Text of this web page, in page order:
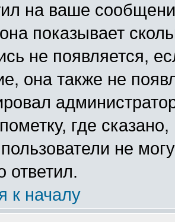
на ваше
показывает
не появляется,
она также не
где
не
ответил.
к началу